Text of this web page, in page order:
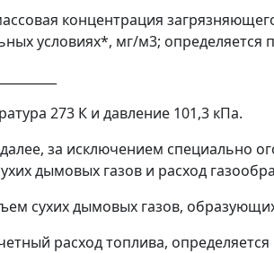
концентрация
условиях*, мг/м3; определяется
273 К и давление 101,3 кПа.
за исключением специально
дымовых газов и расход
сухих дымовых газов,
расход топлива,